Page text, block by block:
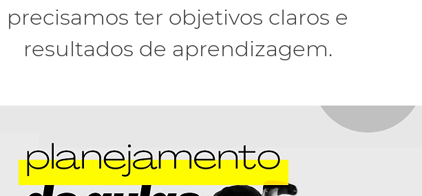
precisamos ter objetivos claros e
resultados de aprendizagem.